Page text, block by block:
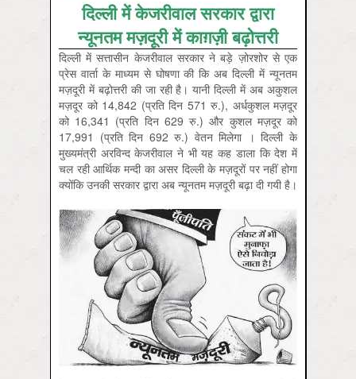
दिल्ली में केजरीवाल सरकार द्वारा
न्यूनतम मज़दूरी में काग़ज़ी बढ़ोत्तरी
दिल्ली में सत्तासीन केजरीवाल सरकार ने बड़े ज़ोरशोर से एक
प्रेस वार्ता के माध्यम से घोषणा की कि अब दिल्ली में न्यूनतम
मज़दूरी में बढ़ोत्तरी की जा रही है। यानी दिल्ली में अब अकुशल
मज़दूर को 14,842 (प्रति दिन 571 रु.), अर्धकुशल मज़दूर
को 16,341 (प्रति दिन 629 रु.) और कुशल मज़दूर को
17,991 (प्रति दिन 692 रु.) वेतन मिलेगा । दिल्ली के
मुख्यमंत्री अरविन्द केजरीवाल ने भी यह कह डाला कि देश में
चल रही आर्थिक मन्दी का असर दिल्ली के मज़दूरों पर नहीं होगा
क्योंकि उनकी सरकार द्वारा अब न्यूनतम मज़दूरी बढ़ा दी गयी है।